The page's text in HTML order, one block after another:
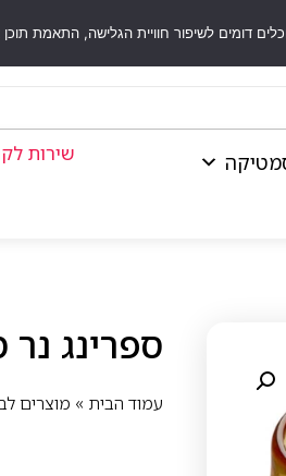
שירות לקוחות |
ספרינג נר
עמוד הבית » מוצרים